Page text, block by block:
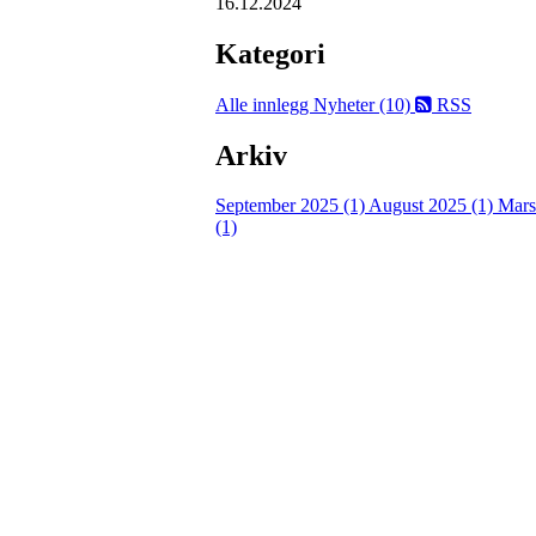
Kategori
Alle innlegg Nyheter (10) RSS
Arkiv
September 2025 (1)August 2025 (1)
(1)